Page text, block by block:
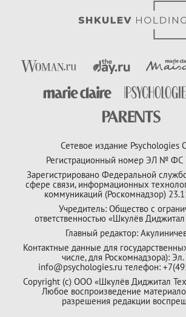
Сетевое издание Psychologies
Регистрационный номер ЭЛ № ФС
Зарегистрировано Федеральной
сфере связи, информационных
коммуникаций (Роскомнадзор)
Учредитель: Общество с
ответственностью «Шкулёв
Главный редактор:
Контактные данные для
числе, для Роскомнадзора): Эл.
info@psychologies.ru телефон:
Copyright (с) ООО «Шкулёв Диджитал
Любое воспроизведение
разрешения редакции